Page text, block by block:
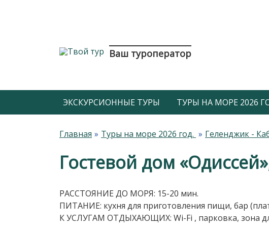
Ваш туроператор
ЭКСКУРСИОННЫЕ ТУРЫ ТУРЫ НА МОРЕ 2026
Главная Туры на море 2026 год. Геленджик -
Гостевой дом
РАССТОЯНИЕ ДО МОРЯ: 15-20 мин.
ПИТАНИЕ: кухня для приготовления пищи, бар
К УСЛУГАМ ОТДЫХАЮЩИХ: Wi-Fi , парковка, зона